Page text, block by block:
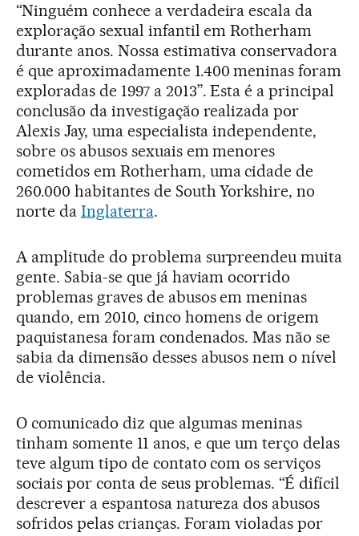
“Ninguém conhece a verdadeira escala da
exploração sexual infantil em Rotherham
durante anos. Nossa estimativa conservadora
é que aproximadamente 1.400 meninas foram
exploradas de 1997 a 2013”. Esta é a principal
conclusão da investigação realizada por
Alexis Jay, uma especialista independente,
sobre os abusos sexuais em menores
cometidos em Rotherham, uma cidade de
260.000 habitantes de South Yorkshire, no
norte da Inglaterra.
A amplitude do problema surpreendeu muita
gente. Sabia-se que já haviam ocorrido
problemas graves de abusos em meninas
quando, em 2010, cinco homens de origem
paquistanesa foram condenados. Mas não se
sabia da dimensão desses abusos nem o nível
de violência.
O comunicado diz que algumas meninas
tinham somente 11 anos, e que um terço delas
teve algum tipo de contato com os serviços
sociais por conta de seus problemas. “É difícil
descrever a espantosa natureza dos abusos
sofridos pelas crianças. Foram violadas por